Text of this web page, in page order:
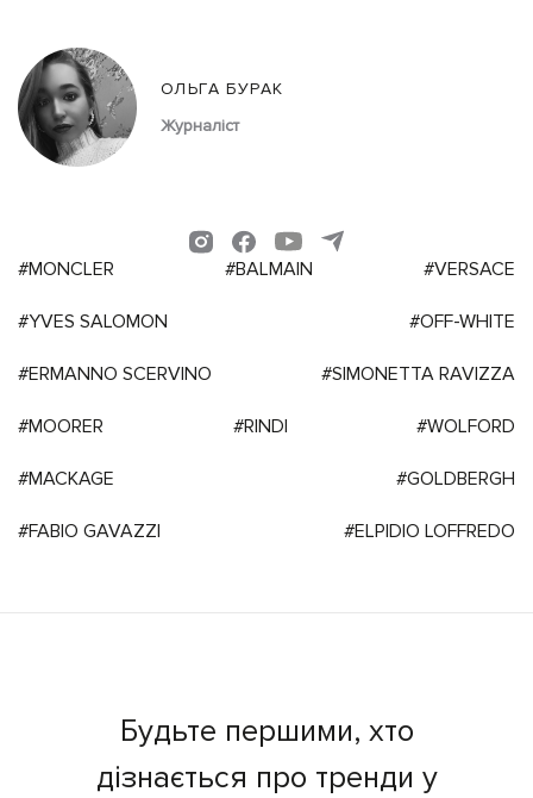
ОЛЬГА БУРАК
Журналіст
#MONCLER #BALMAIN #VERSACE
#YVES SALOMON #OFF-WHITE
#ERMANNO SCERVINO #SIMONETTA RAVIZZA
#MOORER #RINDI #WOLFORD
#MACKAGE #GOLDBERGH
#FABIO GAVAZZI #ELPIDIO LOFFREDO
Будьте першими, хто
дізнається про тренди у